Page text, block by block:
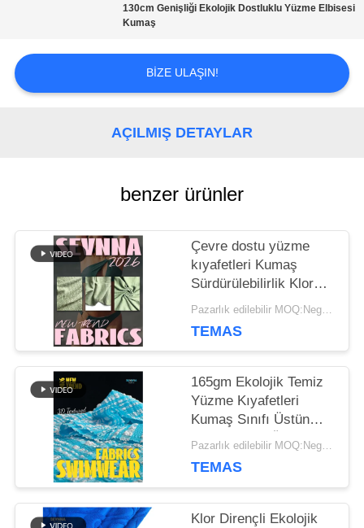
HABERLER
HARITASI
PRIVACY
POLICY
130cm Genişliği Ekolojik Dostluklu Yüzme Elbisesi
Kumaş
BIZE ULAŞIN!
AÇILMIŞ DETAYLAR
benzer ürünler
Çevre dostu yüzme
kıyafetleri Kumaş
Sürdürülebilirlik Klorya
dayanıklı
Pazarlık edilebilir MOQ:Negotiable
TEMAS
165gm Ekolojik Temiz
Yüzme Kıyafetleri
Kumaş Sınıfı Üstün
Lüks Kumaş Özel
Pazarlık edilebilir MOQ:Negotiable
TEMAS
Klor Dirençli Ekolojik